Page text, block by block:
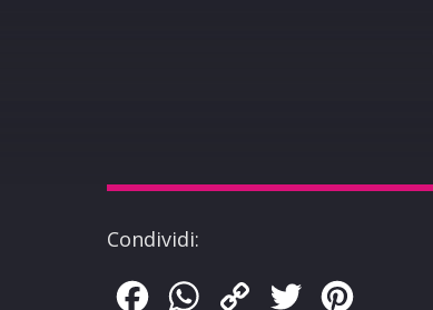
Condividi:
FacebookWhatsApp
Copy
Twitter